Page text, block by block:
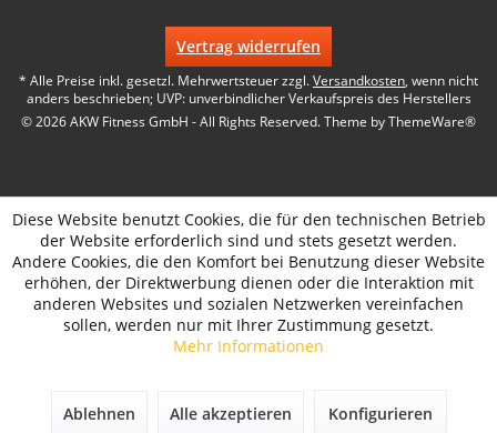
Vertrag widerrufen
* Alle Preise inkl. gesetzl. Mehrwertsteuer zzgl.Versandkosten, wenn nicht
anders beschrieben; UVP: unverbindlicher Verkaufspreis des Herstellers
© 2026 AKW Fitness GmbH - All Rights Reserved. Theme byThemeWare®
Diese Website benutzt Cookies, die für den technischen Betrieb
der Website erforderlich sind und stets gesetzt werden.
Andere Cookies, die den Komfort bei Benutzung dieser Website
erhöhen, der Direktwerbung dienen oder die Interaktion mit
anderen Websites und sozialen Netzwerken vereinfachen
sollen, werden nur mit Ihrer Zustimmung gesetzt.
Mehr Informationen
Ablehnen Alle akzeptieren Konfigurieren